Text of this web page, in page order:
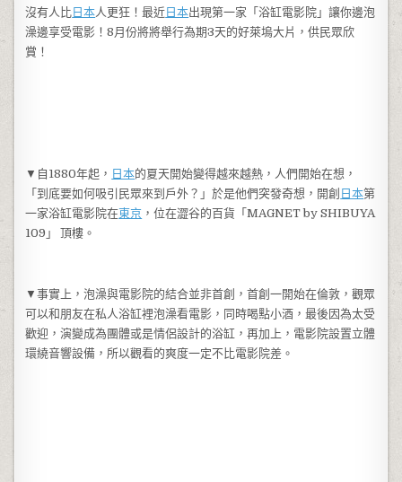
沒有人比 日本人更狂！最近 日本出現第一家「浴缸電影院」讓你邊泡
澡邊享受電影！8月份將將舉行為期3天的好萊塢大片，供民眾欣
賞！
▼自1880年起， 日本的夏天開始變得越來越熱，人們開始在想，
「到底要如何吸引民眾來到戶外？」於是他們突發奇想，開創 日本第
一家浴缸電影院在東京 ，位在澀谷的百貨「MAGNET by SHIBUYA
109」 頂樓。
▼事實上，泡澡與電影院的結合並非首創，首創一開始在倫敦，觀眾
可以和朋友在私人浴缸裡泡澡看電影，同時喝點小酒，最後因為太受
歡迎，演變成為團體或是情侶設計的浴缸，再加上，電影院設置立體
環繞音響設備，所以觀看的爽度一定不比電影院差。